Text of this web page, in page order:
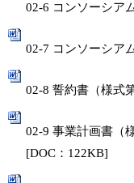
02-6 コンソーシア
02-7 コンソーシア
02-8 誓約書（様式
02-9 事業計画書（
[DOC：122KB]